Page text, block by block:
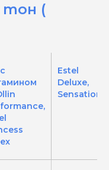
тон (
Estel
Deluxe,
Sensation